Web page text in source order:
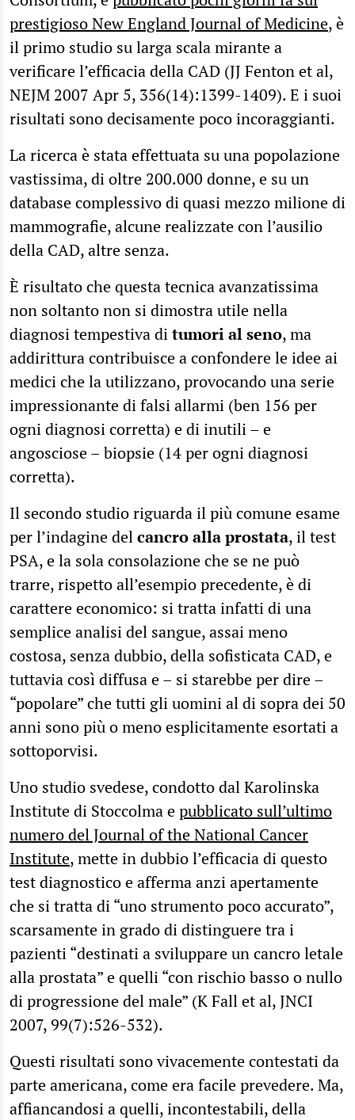
prestigioso New England Journal of Medicine, è
il primo studio su larga scala mirante a
verificare l’efficacia della CAD (JJ Fenton et al,
NEJM 2007 Apr 5, 356(14):1399-1409). E i suoi
risultati sono decisamente poco incoraggianti.
La ricerca è stata effettuata su una popolazione
vastissima, di oltre 200.000 donne, e su un
database complessivo di quasi mezzo milione di
mammografie, alcune realizzate con l’ausilio
della CAD, altre senza.
È risultato che questa tecnica avanzatissima
non soltanto non si dimostra utile nella
diagnosi tempestiva ditumori al seno, ma
addirittura contribuisce a confondere le idee ai
medici che la utilizzano, provocando una serie
impressionante di falsi allarmi (ben 156 per
ogni diagnosi corretta) e di inutili – e
angosciose – biopsie (14 per ogni diagnosi
corretta).
Il secondo studio riguarda il più comune esame
per l’indagine delcancro alla prostata, il test
PSA, e la sola consolazione che se ne può
trarre, rispetto all’esempio precedente, è di
carattere economico: si tratta infatti di una
semplice analisi del sangue, assai meno
costosa, senza dubbio, della sofisticata CAD, e
tuttavia così diffusa e – si starebbe per dire –
“popolare” che tutti gli uomini al di sopra dei 50
anni sono più o meno esplicitamente esortati a
sottoporvisi.
Uno studio svedese, condotto dal Karolinska
Institute di Stoccolma epubblicato sull’ultimo
numero del Journal of the National Cancer
Institute, mette in dubbio l’efficacia di questo
test diagnostico e afferma anzi apertamente
che si tratta di “uno strumento poco accurato”,
scarsamente in grado di distinguere tra i
pazienti “destinati a sviluppare un cancro letale
alla prostata” e quelli “con rischio basso o nullo
di progressione del male” (K Fall et al, JNCI
2007, 99(7):526-532).
Questi risultati sono vivacemente contestati da
parte americana, come era facile prevedere. Ma,
affiancandosi a quelli, incontestabili, della